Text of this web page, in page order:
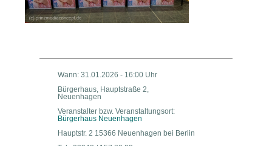
Wann: 31.01.2026 - 16:00 Uhr
Bürgerhaus, Hauptstraße 2,
Neuenhagen
Veranstalter bzw. Veranstaltungsort:
Bürgerhaus Neuenhagen
Hauptstr. 2 15366 Neuenhagen bei Berlin